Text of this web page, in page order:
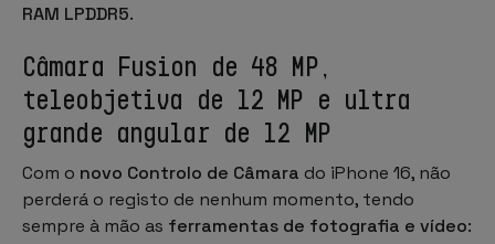
RAM LPDDR5.
Câmara Fusion de 48 MP,
teleobjetiva de 12 MP e ultra
grande angular de 12 MP
Com o novo Controlo de Câmara do iPhone 16, não
perderá o registo de nenhum momento, tendo
sempre à mão as ferramentas de fotografia e vídeo: